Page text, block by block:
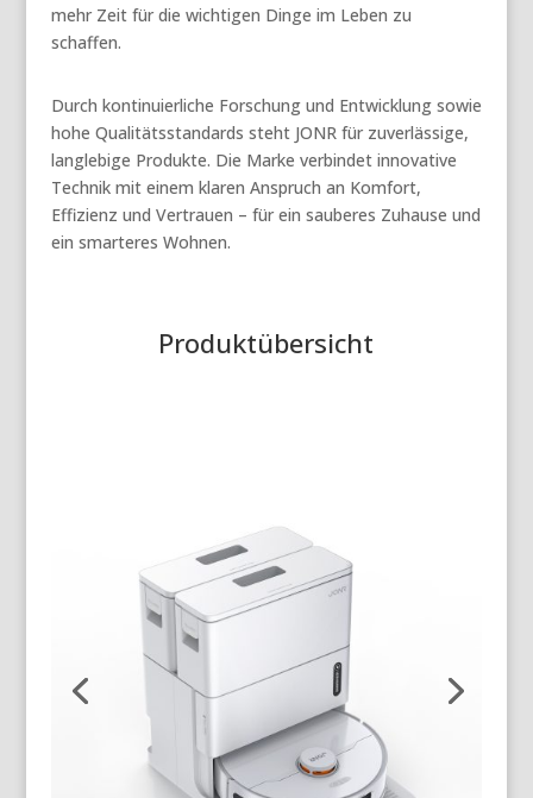
mehr Zeit für die wichtigen Dinge im Leben zu
schaffen.
Durch kontinuierliche Forschung und Entwicklung sowie
hohe Qualitätsstandards steht JONR für zuverlässige,
langlebige Produkte. Die Marke verbindet innovative
Technik mit einem klaren Anspruch an Komfort,
Effizienz und Vertrauen – für ein sauberes Zuhause und
ein smarteres Wohnen.
Produktübersicht